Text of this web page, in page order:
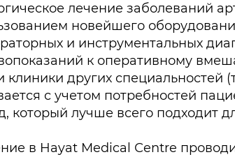
лечение заболеваний
новейшего
и инструментальных
к оперативному
клиники других специальностей
с учетом потребностей
который лучше всего подходит
в Hayat Medical Сentre